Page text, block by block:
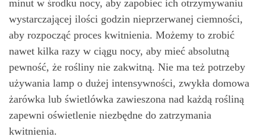
minut w środku nocy, aby zapobiec ich otrzymywaniu
wystarczającej ilości godzin nieprzerwanej ciemności,
aby rozpocząć proces kwitnienia. Możemy to zrobić
nawet kilka razy w ciągu nocy, aby mieć absolutną
pewność, że rośliny nie zakwitną. Nie ma też potrzeby
używania lamp o dużej intensywności, zwykła domowa
żarówka lub świetlówka zawieszona nad każdą rośliną
zapewni oświetlenie niezbędne do zatrzymania
kwitnienia.